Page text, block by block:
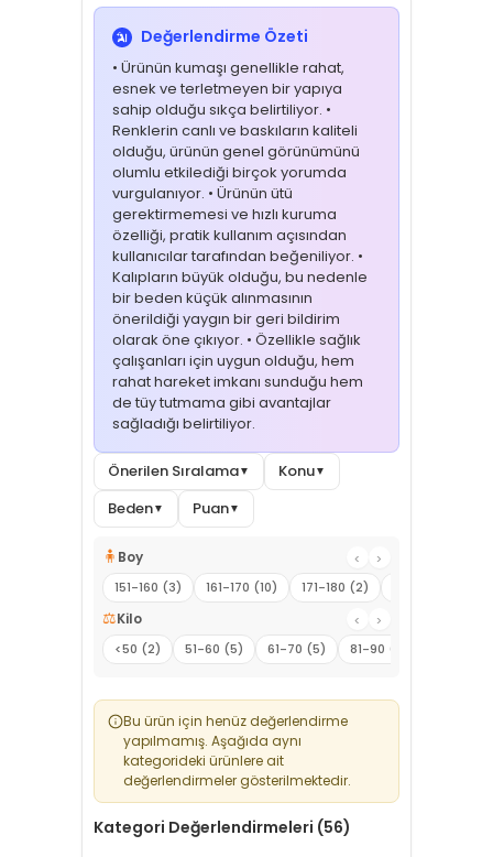
Değerlendirme Özeti
• Ürünün kumaşı genellikle rahat,
esnek ve terletmeyen bir yapıya
sahip olduğu sıkça belirtiliyor. •
Renklerin canlı ve baskıların kaliteli
olduğu, ürünün genel görünümünü
olumlu etkilediği birçok yorumda
vurgulanıyor. • Ürünün ütü
gerektirmemesi ve hızlı kuruma
özelliği, pratik kullanım açısından
kullanıcılar tarafından beğeniliyor. •
Kalıpların büyük olduğu, bu nedenle
bir beden küçük alınmasının
önerildiği yaygın bir geri bildirim
olarak öne çıkıyor. • Özellikle sağlık
çalışanları için uygun olduğu, hem
rahat hareket imkanı sunduğu hem
de tüy tutmama gibi avantajlar
sağladığı belirtiliyor.
Önerilen Sıralama▼ Konu▼
Beden▼ Puan▼
🧍 Boy ‹
›
151-160 (3)
161-170 (10) 171-180 (2)
⚖️Kilo ‹
›
<50 (2)
51-60 (5) 61-70 (5) 81-90 (2)
Bu ürün için henüz değerlendirme
yapılmamış. Aşağıda aynı
kategorideki ürünlere ait
değerlendirmeler gösterilmektedir.
Kategori Değerlendirmeleri (56)